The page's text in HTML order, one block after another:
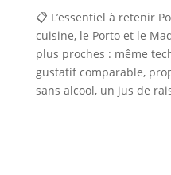
📋 L’essentiel à retenir
cuisine, le Porto et le
plus proches : même
gustatif comparable,
sans alcool, un jus de